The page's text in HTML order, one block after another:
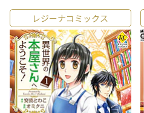
レジーナコミックス